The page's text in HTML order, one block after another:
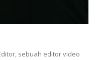
sebuah editor video